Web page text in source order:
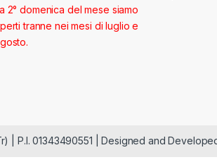
2° domenica del mese siamo
tranne nei mesi di luglio e
| P.I. 01343490551 | Designed and